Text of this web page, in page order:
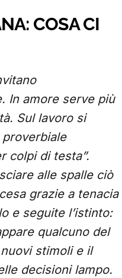
COSA CI
In amore serve più
Sul lavoro si
colpi di testa”.
alle spalle ciò
grazie a tenacia
e seguite l’istinto:
qualcuno del
stimoli e il
decisioni lampo.